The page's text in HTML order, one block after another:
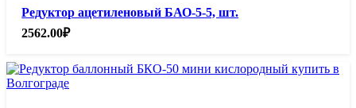
Редуктор ацетиленовый БАО-5-5, шт.
2562.00₽